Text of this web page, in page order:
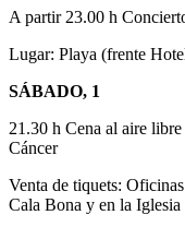
A partir 23.00 h
Lugar: Playa (frente
SÁBADO, 1
21.30 h Cena al aire
Cáncer
Venta de tiquets:
Cala Bona y en la Iglesia